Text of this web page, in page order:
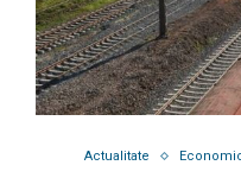
Actualitate